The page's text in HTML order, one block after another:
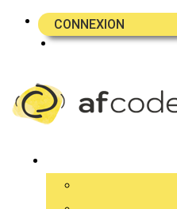
CONNEXION